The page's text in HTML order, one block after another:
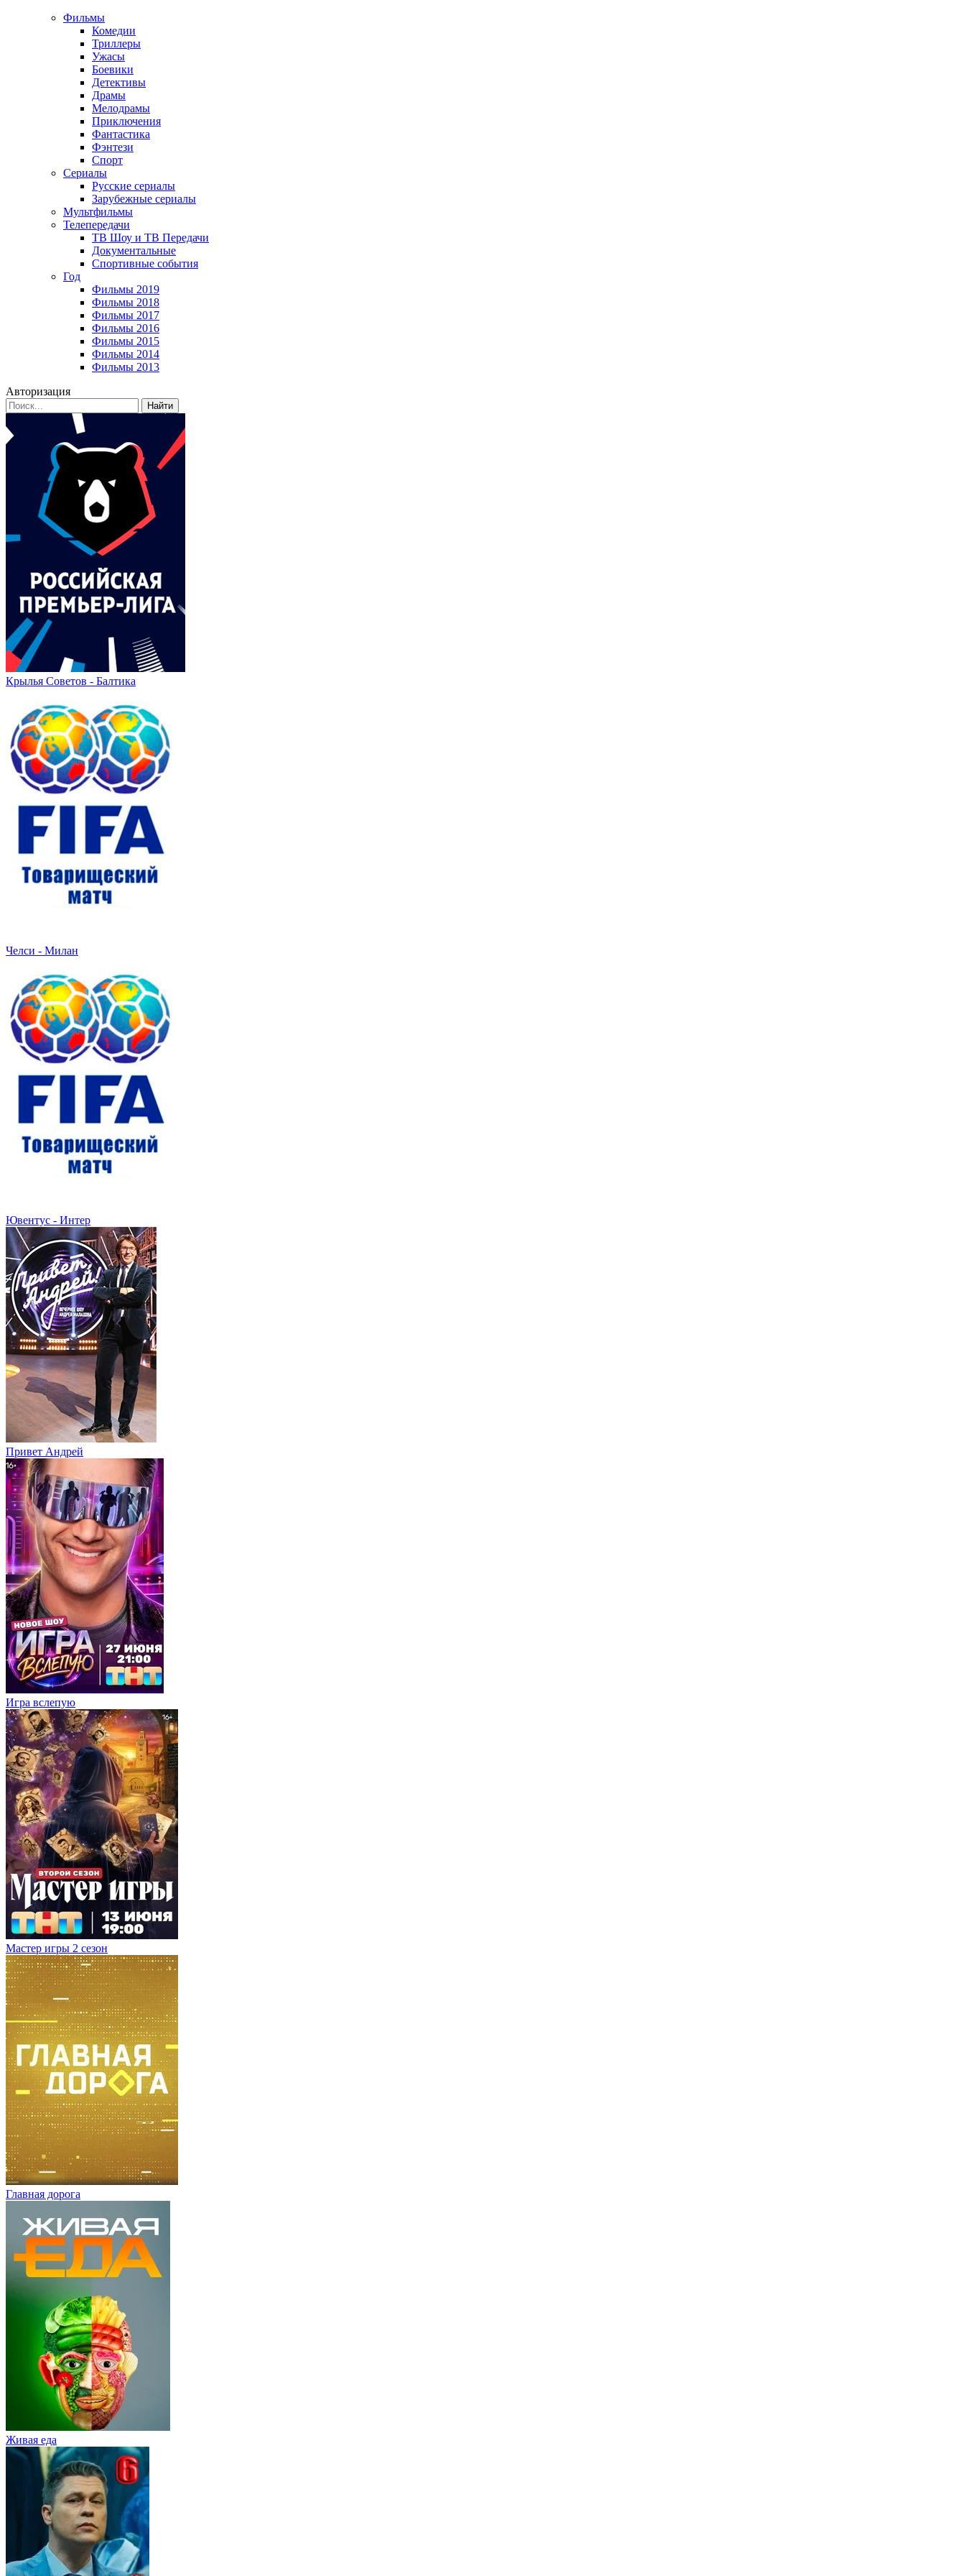
Фильмы
Комедии
Триллеры
Ужасы
Боевики
Детективы
Драмы
Мелодрамы
Приключения
Фантастика
Фэнтези
Спорт
Сериалы
Русские сериалы
Зарубежные сериалы
Мультфильмы
Телепередачи
ТВ Шоу и ТВ Передачи
Документальные
Спортивные события
Год
Фильмы 2019
Фильмы 2018
Фильмы 2017
Фильмы 2016
Фильмы 2015
Фильмы 2014
Фильмы 2013
Авторизация
Найти
Крылья Советов - Балтика
Челси - Милан
Ювентус - Интер
Привет Андpей
Игра вслепую
Мастер игры 2 сезон
Главная дорога
Живaя eдa